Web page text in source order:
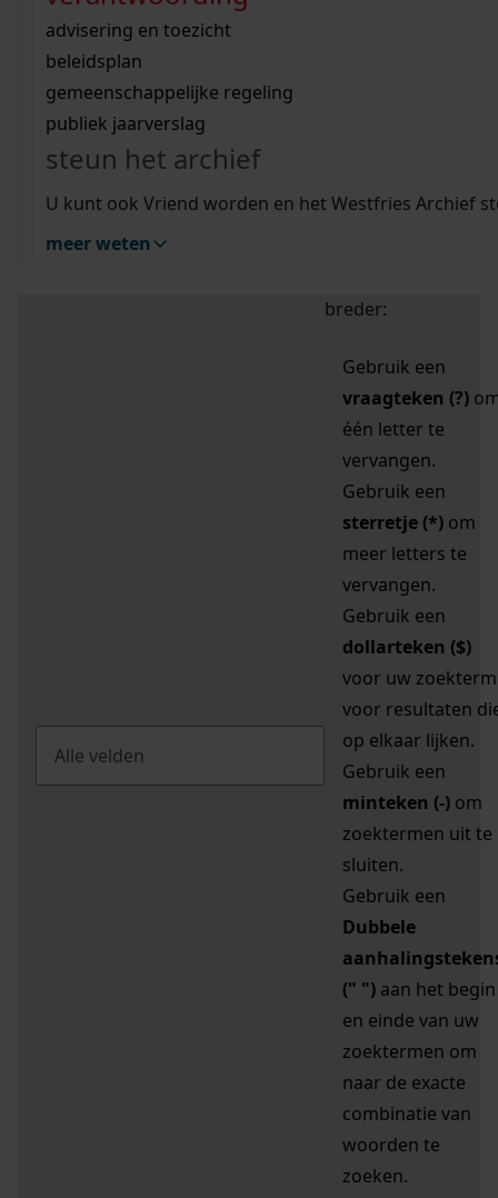
bouwvergunningen
omgevingsvergunningen
vergunningen
beeld en geluid
uitleg nodig?
Wij helpen u op weg met een aantal zoektips.
bekijk alle zoektips
Wij helpen u op weg met een aantal zoektips.
bekijk alle zoektips
bekijk ons geschiedenislokaal
advisering en toezicht
beleidsplan
gemeenschappelijke regeling
publiek jaarverslag
steun het archief
U kunt ook Vriend worden en het Westfries Archief
meer weten
zoektips
Mijn Studiezaal (inloggen)
uw zoekopdracht te
breder:
Gebruik een
vraagteken (?)
één letter te
vervangen.
Gebruik een
sterretje (*) om
meer letters te
vervangen.
Gebruik een
dollarteken ($)
voor uw zoekterm
voor resultaten
op elkaar lijken.
Gebruik een
minteken (-) om
zoektermen uit te
sluiten.
Gebruik een
Dubbele
(" ") aan het begin
en einde van uw
zoektermen om
naar de exacte
combinatie van
woorden te
zoeken.